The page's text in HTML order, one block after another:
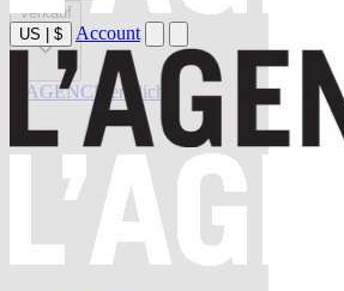
US $ Account
Verkauf
L'AGENCE endlich